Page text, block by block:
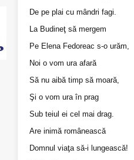
De pe plai cu mândri fagi.
La Budineţ să mergem
Pe Elena Fedoreac s-o urăm,
Noi o vom ura afară
Să nu aibă timp să moară,
Şi o vom ura în prag
Sub teiul ei cel mai drag.
Are inimă românească
Domnul viaţa să-i lungească!